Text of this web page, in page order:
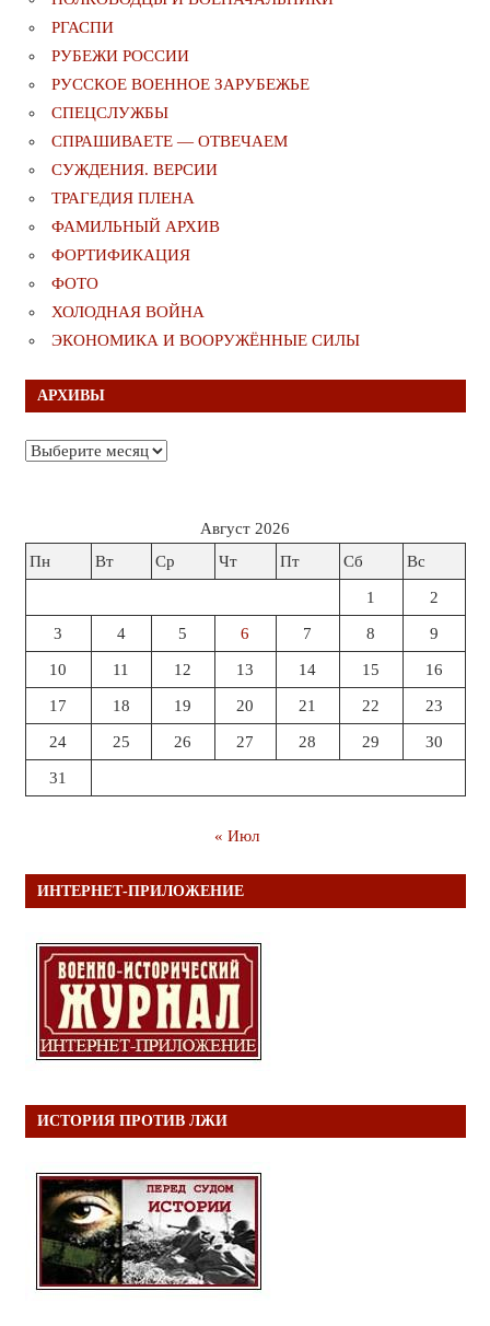
РГАСПИ
РУБЕЖИ РОССИИ
РУССКОЕ ВОЕННОЕ ЗАРУБЕЖЬЕ
СПЕЦСЛУЖБЫ
СПРАШИВАЕТЕ — ОТВЕЧАЕМ
СУЖДЕНИЯ. ВЕРСИИ
ТРАГЕДИЯ ПЛЕНА
ФАМИЛЬНЫЙ АРХИВ
ФОРТИФИКАЦИЯ
ФОТО
ХОЛОДНАЯ ВОЙНА
ЭКОНОМИКА И ВООРУЖЁННЫЕ СИЛЫ
АРХИВЫ
Архивы
Август 2026
Пн
Вт Ср Чт Пт Сб Вс
1 2
3 4 5 6 7 8 9
10 11 12 13 14 15 16
17 18 19 20 21 22 23
24 25 26 27 28 29 30
31
« Июл
ИНТЕРНЕТ-ПРИЛОЖЕНИЕ
ИСТОРИЯ ПРОТИВ ЛЖИ